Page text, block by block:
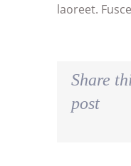
laoreet.
Share
post